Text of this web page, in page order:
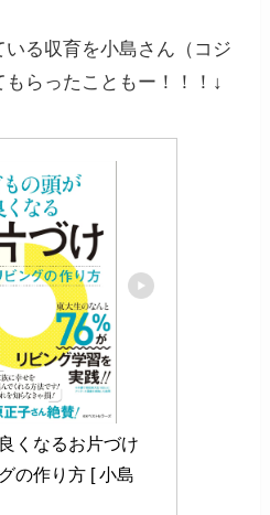
る収育を小島さん（コジ
らったこともー！！！↓
くなるお片づけ
の作り方 [ 小島